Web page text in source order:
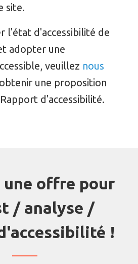
site.
l'état d'accessibilité de
adopter une
veuillez nous
une proposition
d'accessibilité.
une offre pour
/ analyse /
!